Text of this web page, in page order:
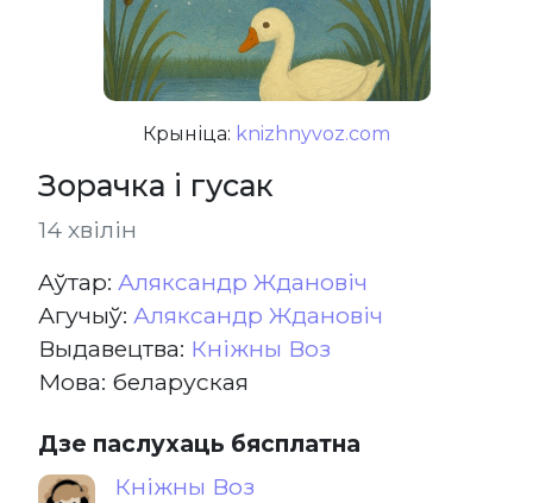
Крыніца: knizhnyvoz.com
Зорачка і гусак
14 хвілін
Aўтар: Аляксандр Ждановіч
Агучыў: Аляксандр Ждановіч
Выдавецтва: Кніжны Воз
Мова: беларуская
Дзе паслухаць бясплатна
Кніжны Воз